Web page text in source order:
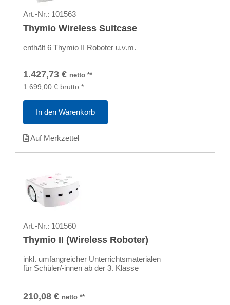
Art.-Nr.: 101563
Thymio Wireless Suitcase
enthält 6 Thymio II Roboter u.v.m.
1.427,73 € netto **
1.699,00 € brutto *
In den Warenkorb
Auf Merkzettel
Art.-Nr.: 101560
Thymio II (Wireless Roboter)
inkl. umfangreicher Unterrichtsmaterialen
für Schüler/-innen ab der 3. Klasse
210,08 € netto **